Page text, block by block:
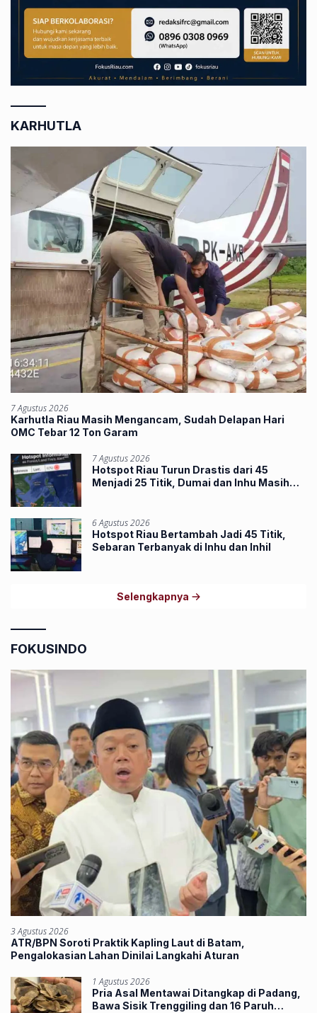
KARHUTLA
7 Agustus 2026
Karhutla Riau Masih Mengancam, Sudah Delapan Hari
OMC Tebar 12 Ton Garam
7 Agustus 2026
Hotspot Riau Turun Drastis dari 45
Menjadi 25 Titik, Dumai dan Inhu Masih
6 Agustus 2026
Hotspot Riau Bertambah Jadi 45 Titik,
Sebaran Terbanyak di Inhu dan Inhil
Selengkapnya
FOKUSINDO
3 Agustus 2026
ATR/BPN Soroti Praktik Kapling Laut di Batam,
Pengalokasian Lahan Dinilai Langkahi Aturan
1 Agustus 2026
Pria Asal Mentawai Ditangkap di Padang,
Bawa Sisik Trenggiling dan 16 Paruh